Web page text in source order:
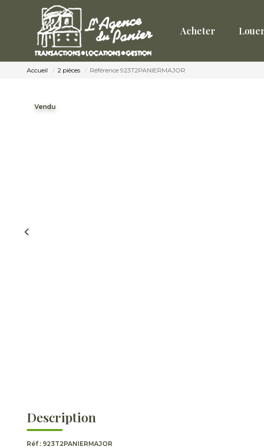
Acheter
Accueil 2 pièces Référence 923T2PANIERMAJOR
Vendu
Description
Réf : 923T2PANIERMAJOR